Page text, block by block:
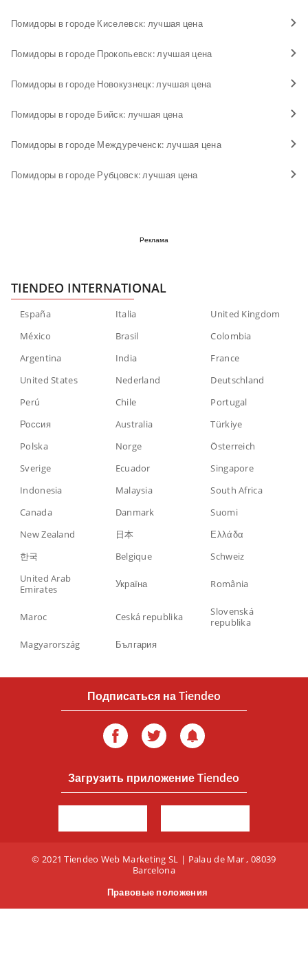
Помидоры в городе Киселевск: лучшая цена
Помидоры в городе Прокопьевск: лучшая цена
Помидоры в городе Новокузнецк: лучшая цена
Помидоры в городе Бийск: лучшая цена
Помидоры в городе Междуреченск: лучшая цена
Помидоры в городе Рубцовск: лучшая цена
Реклама
TIENDEO INTERNATIONAL
España Italia
United Kingdom
México
Brasil
Colombia
Argentina
India
France
United States
Nederland
Deutschland
Perú
Chile
Portugal
Россия
Australia
Türkiye
Polska
Norge
Österreich
Sverige
Ecuador
Singapore
Indonesia
Malaysia
South Africa
Canada
Danmark
Suomi
New Zealand
日本
Ελλάδα
한국
Belgique
Schweiz
United Arab
Emirates
Україна România
Maroc Ceská republika
Slovenská
republika
Magyarország
България
Подписаться на Tiendeo
Загрузить приложение Tiendeo
© 2021 Tiendeo Web Marketing SL | Palau de Mar , 08039
Barcelona
Правовые положения